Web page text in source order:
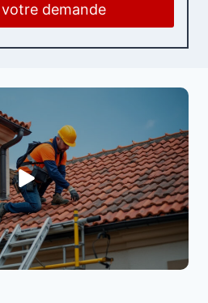
demande